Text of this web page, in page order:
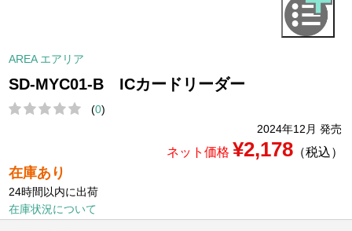
AREA エアリア
SD-MYC01-B ICカードリーダー
(0)
2024年12月 発売
ネット価格 ¥2,178（税込）
在庫あり
24時間以内に出荷
在庫状況について